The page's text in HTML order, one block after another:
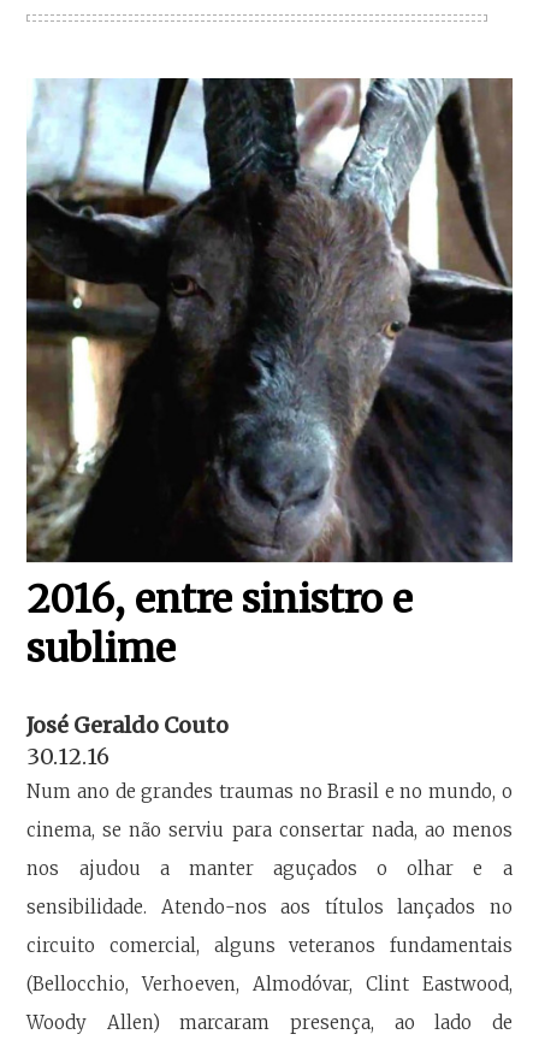
2016, entre sinistro e
sublime
José Geraldo Couto
30.12.16
Num ano de grandes traumas no Brasil e no mundo, o
cinema, se não serviu para consertar nada, ao menos
nos ajudou a manter aguçados o olhar e a
sensibilidade. Atendo-nos aos títulos lançados no
circuito comercial, alguns veteranos fundamentais
(Bellocchio, Verhoeven, Almodóvar, Clint Eastwood,
Woody Allen) marcaram presença, ao lado de